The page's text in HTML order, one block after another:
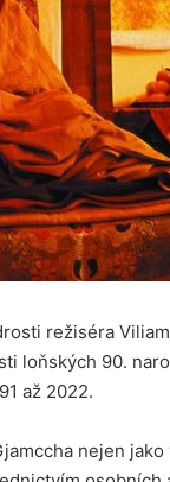
režiséra
loňských 90.
až 2022.
nejen